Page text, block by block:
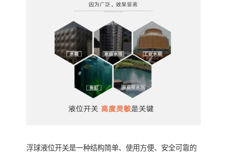
浮球液位开关是一种结构简单、使用方便、安全可靠的